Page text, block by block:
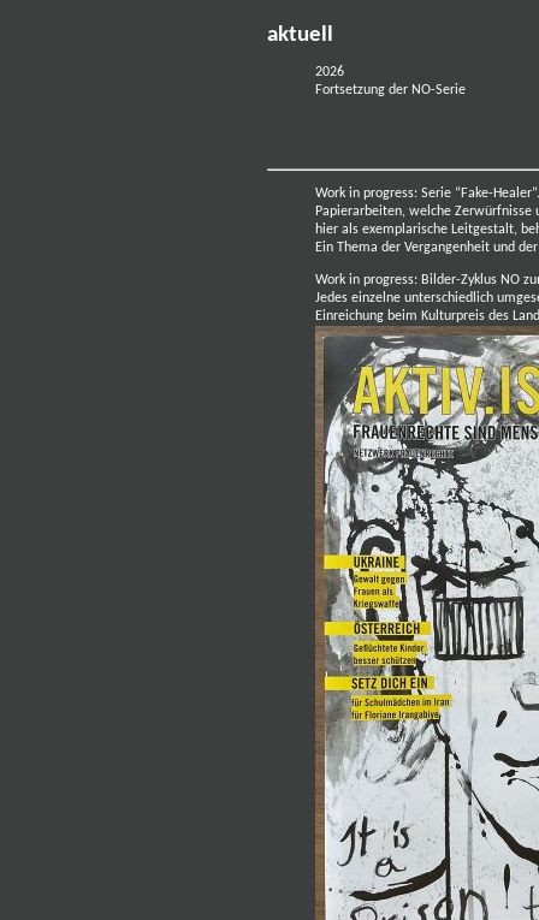
aktuell
2026
Fortsetzung der NO-Serie
Work in progress: Serie “Fake-
Papierarbeiten, welche Zerwürfnisse
hier als exemplarische Leitgestalt,
Ein Thema der Vergangenheit und
Work in progress: Bilder-Zyklus NO
Jedes einzelne unterschiedlich
Einreichung beim Kulturpreis des